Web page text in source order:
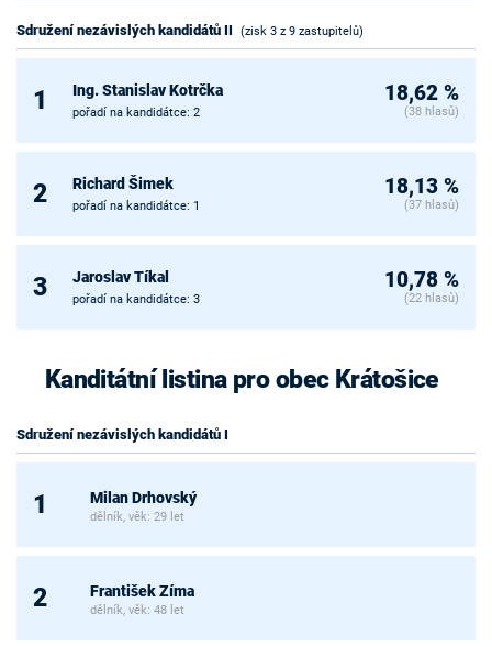
Sdružení nezávislých kandidátů II (zisk 3 z 9 zastupitelů)
1 Ing. Stanislav Kotrčka
pořadí na kandidátce: 2
18,62 %
(38 hlasů)
2 Richard Šimek
pořadí na kandidátce: 1
18,13 %
(37 hlasů)
3 Jaroslav Tíkal
pořadí na kandidátce: 3
10,78 %
(22 hlasů)
Kanditátní listina pro obec Krátošice
Sdružení nezávislých kandidátů I
1 Milan Drhovský
dělník, věk: 29 let
2 František Zíma
dělník, věk: 48 let